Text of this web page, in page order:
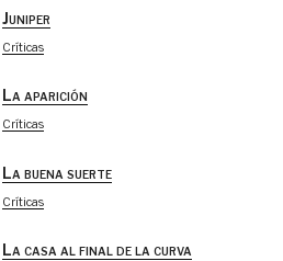
Juniper
Críticas
La aparición
Críticas
La buena suerte
Críticas
La casa al final de la curva